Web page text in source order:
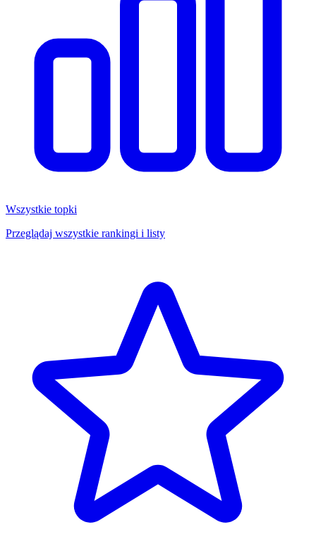
Wszystkie topki
Przeglądaj wszystkie rankingi i listy